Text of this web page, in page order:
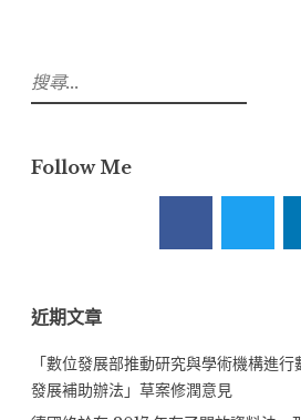
勢
討”
搜
尋
Follow Me
近期文章
「數位發展部推動研究與學術機構進
發展補助辦法」草案修潤意見